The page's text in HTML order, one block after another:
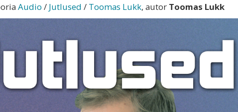
Audio / Jutlused / Toomas Lukk, autor Toomas Lukk